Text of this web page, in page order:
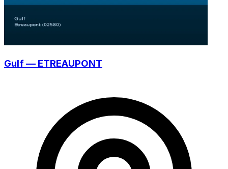
Gulf — ETREAUPONT